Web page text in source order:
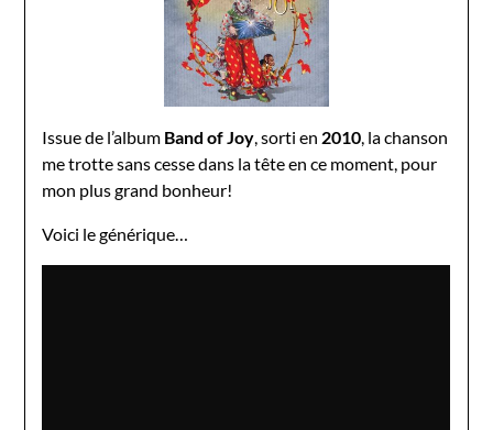
Issue de l’album Band of Joy, sorti en 2010, la chanson
me trotte sans cesse dans la tête en ce moment, pour
mon plus grand bonheur!
Voici le générique…